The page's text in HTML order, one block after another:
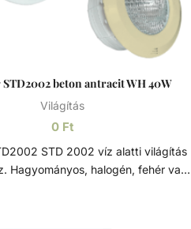
beton antracit WH 40W
Világítás
0 Ft
alatti világítás
Hagyományos, halogén, fehér vagy